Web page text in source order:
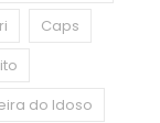
Caps
do Idoso